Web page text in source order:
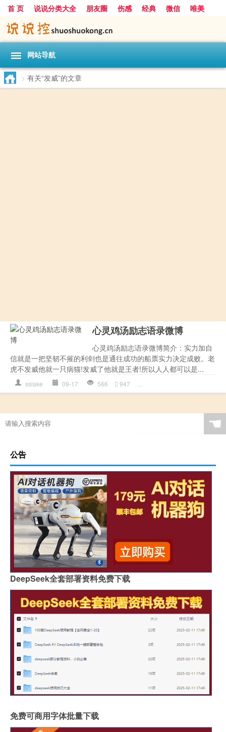
首 页 说说分类大全 朋友圈 伤感 经典 微信
唯美
励志
爱情 搞笑
网站导航
> 有关“发威”的文章
心灵鸡汤励志语录微博
心灵鸡汤励志语录微博简介：实力加自
信就是一把坚韧不摧的利剑也是通往成功的船票实力决定成败。老
虎不发威他就一只病猫!发威了他就是王者!所以人人都可以是...
sslake 09-17 566 947
☚
公告
DeepSeek全套部署资料免费下载
免费可商用字体批量下载